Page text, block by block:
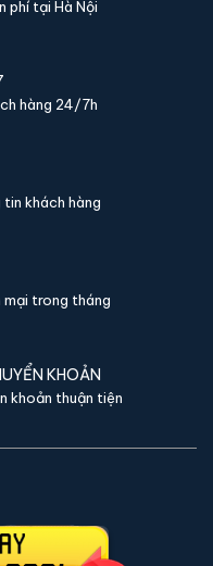
bỉ.
kiệm thời gian khách
tận nơi xem hàng, mở
định mua sau khi đã hài
đời sản phẩm.
cùng dòng.
thoại vân tay
HK-A1D-60-TLB App
tận nhà:
phí tại Hà Nội
hàng 24/7h
khách hàng
mại trong tháng
KHOẢN
khoản thuận tiện